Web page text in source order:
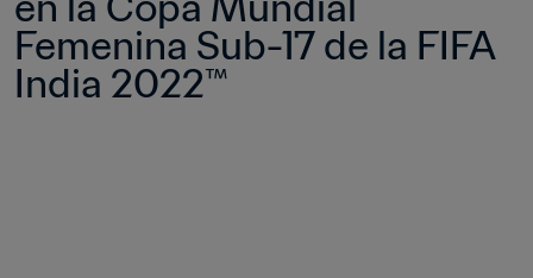
Femenina Sub-17 de la FIFA
India 2022™